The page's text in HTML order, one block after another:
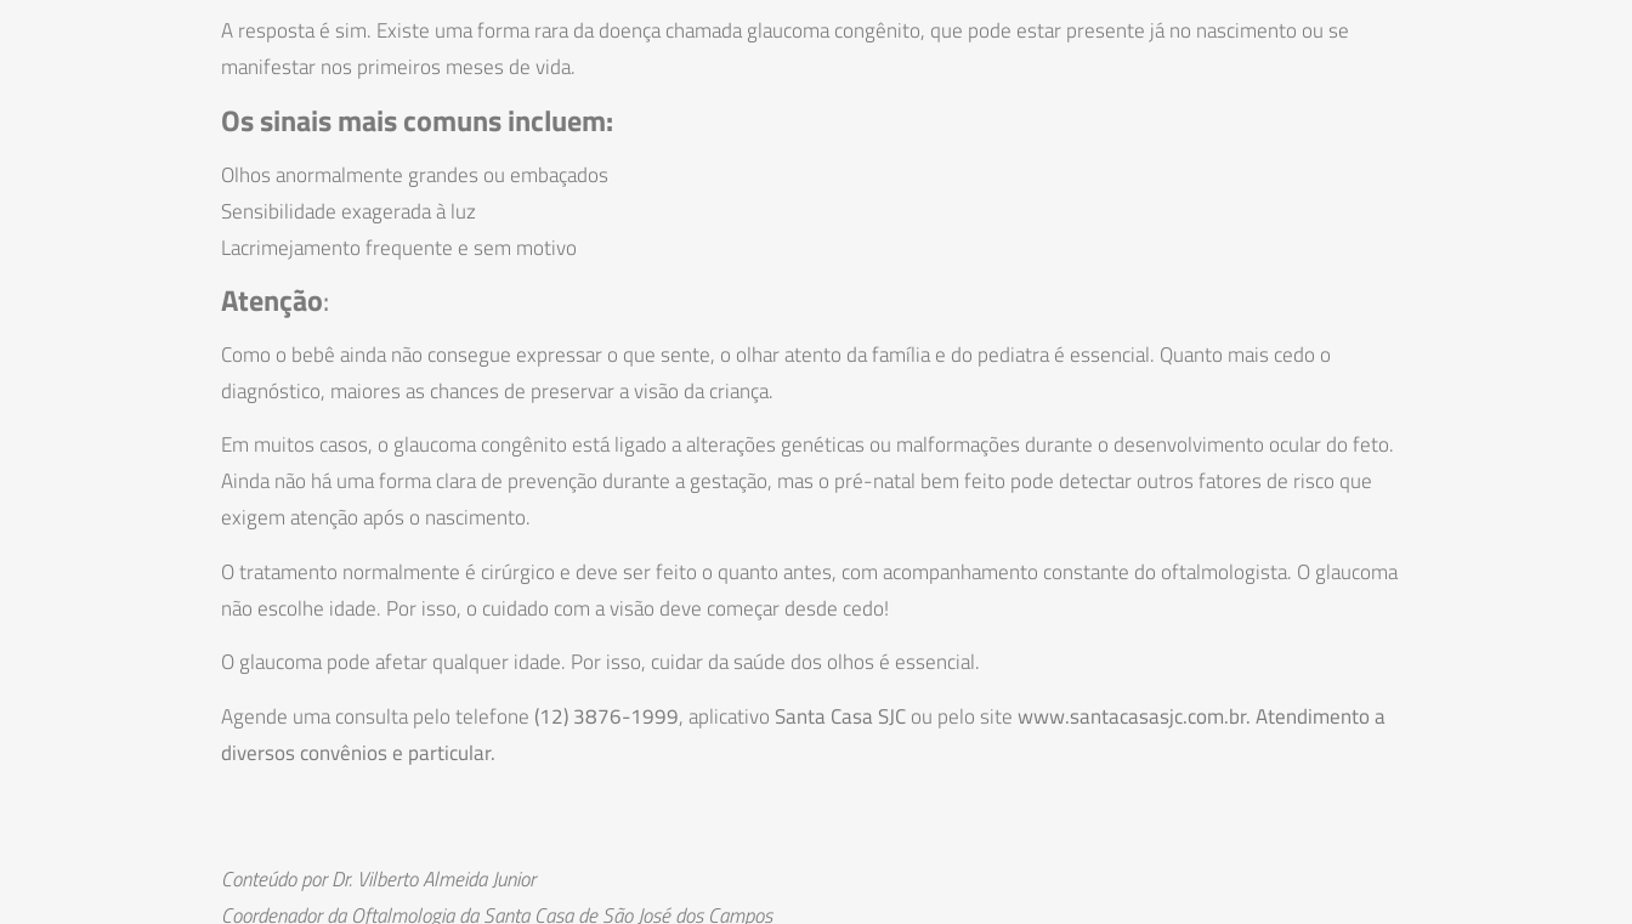
A resposta é sim. Existe uma forma rara da doença chamada glaucoma congênito, que pode estar presente já no nascimento ou se
manifestar nos primeiros meses de vida.
Os sinais mais comuns incluem:
Olhos anormalmente grandes ou embaçados
Sensibilidade exagerada à luz
Lacrimejamento frequente e sem motivo
Atenção:
Como o bebê ainda não consegue expressar o que sente, o olhar atento da família e do pediatra é essencial. Quanto mais cedo o
diagnóstico, maiores as chances de preservar a visão da criança.
Em muitos casos, o glaucoma congênito está ligado a alterações genéticas ou malformações durante o desenvolvimento ocular do feto.
Ainda não há uma forma clara de prevenção durante a gestação, mas o pré-natal bem feito pode detectar outros fatores de risco que
exigem atenção após o nascimento.
O tratamento normalmente é cirúrgico e deve ser feito o quanto antes, com acompanhamento constante do oftalmologista. O glaucoma
não escolhe idade. Por isso, o cuidado com a visão deve começar desde cedo!
O glaucoma pode afetar qualquer idade. Por isso, cuidar da saúde dos olhos é essencial.
Agende uma consulta pelo telefone (12) 3876-1999, aplicativo Santa Casa SJCou pelo sitewww.santacasasjc.com.br. Atendimento a
diversos convênios e particular.
Conteúdo por Dr. Vilberto Almeida Junior
Coordenador da Oftalmologia da Santa Casa de São José dos Campos